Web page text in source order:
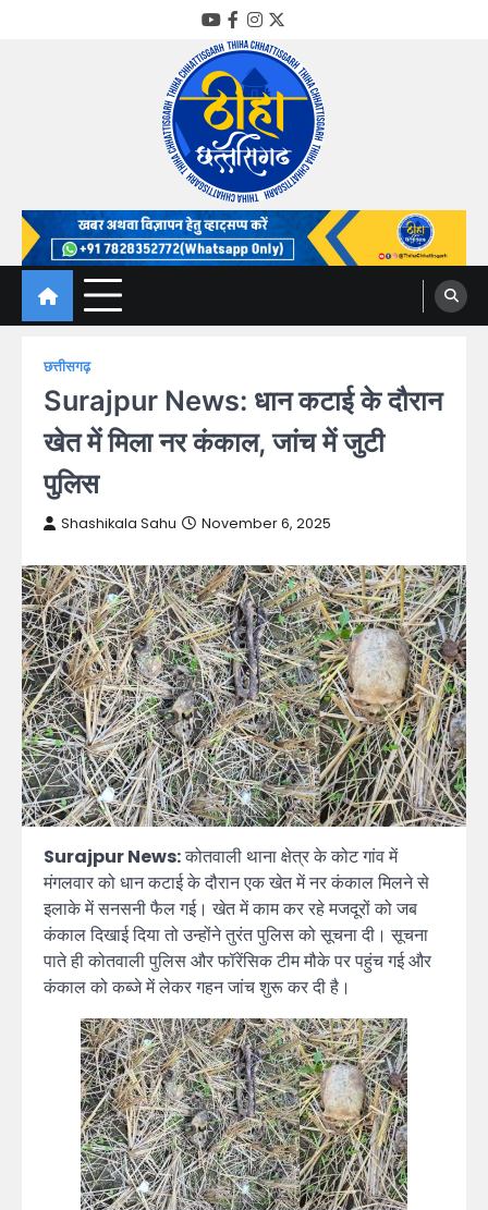
YouTube
Facebook
Instagram
Twitter
Thiha Chhattisgarh
गोठ जन-जन के
छत्तीसगढ़
Surajpur News: धान कटाई के दौरान
खेत में मिला नर कंकाल, जांच में जुटी
पुलिस
Shashikala Sahu November 6, 2025
Surajpur News:कोतवाली थाना क्षेत्र के कोट गांव में
मंगलवार को धान कटाई के दौरान एक खेत में नर कंकाल मिलने से
इलाके में सनसनी फैल गई। खेत में काम कर रहे मजदूरों को जब
कंकाल दिखाई दिया तो उन्होंने तुरंत पुलिस को सूचना दी। सूचना
पाते ही कोतवाली पुलिस और फॉरेंसिक टीम मौके पर पहुंच गई और
कंकाल को कब्जे में लेकर गहन जांच शुरू कर दी है।